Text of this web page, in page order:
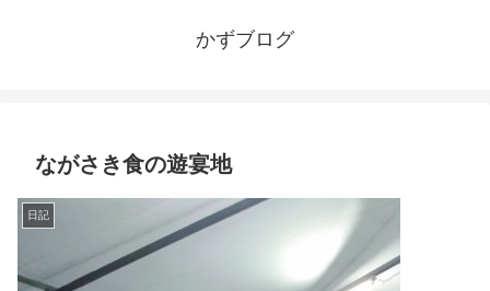
かずブログ
ながさき食の遊宴地
日記